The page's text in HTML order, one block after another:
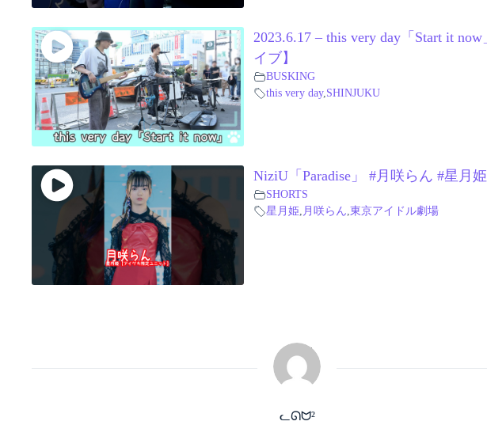
2023.6.17 – this very day「Start it
イブ】
BUSKING
this very day,SHINJUKU
NiziU「Paradise」 #月咲らん #星月姫
SHORTS
星月姫 月咲らん 東京アイドル劇場
ᓚᘏᗢ²